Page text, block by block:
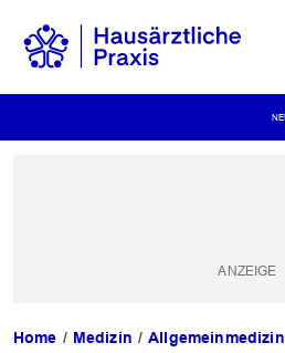
Home Medizin
Allgemeinmedizin